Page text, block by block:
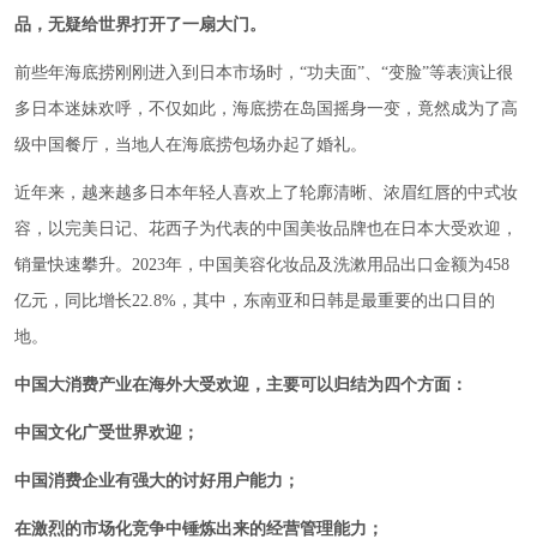
品，无疑给世界打开了一扇大门。
前些年海底捞刚刚进入到日本市场时，“功夫面”、“变脸”等表演让很
多日本迷妹欢呼，不仅如此，海底捞在岛国摇身一变，竟然成为了高
级中国餐厅，当地人在海底捞包场办起了婚礼。
近年来，越来越多日本年轻人喜欢上了轮廓清晰、浓眉红唇的中式妆
容，以完美日记、花西子为代表的中国美妆品牌也在日本大受欢迎，
销量快速攀升。2023年，中国美容化妆品及洗漱用品出口金额为458
亿元，同比增长22.8%，其中，东南亚和日韩是最重要的出口目的
地。
中国大消费产业在海外大受欢迎，主要可以归结为四个方面：
中国文化广受世界欢迎；
中国消费企业有强大的讨好用户能力；
在激烈的市场化竞争中锤炼出来的经营管理能力；